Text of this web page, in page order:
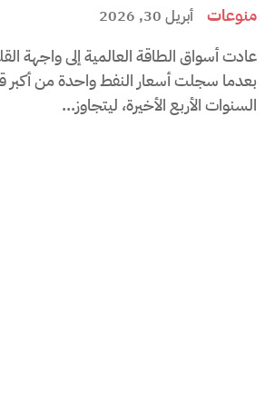
منوعات أبريل 30, 2026
عادت أسواق الطاقة العالمية إلى واجهة
بعدما سجلت أسعار النفط واحدة من أكبر
السنوات الأربع الأخيرة، ليتجاوز...